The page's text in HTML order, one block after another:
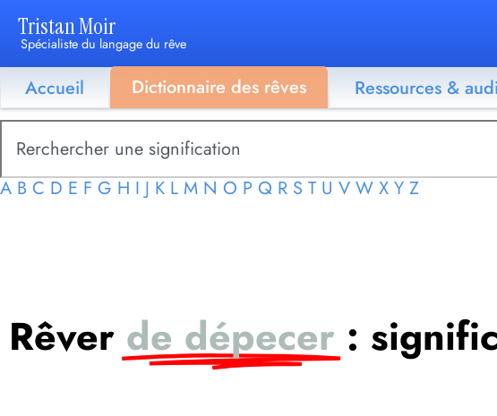
Tristan Moir
Spécialiste du langage du rêve
Accueil Dictionnaire des rêves Ressources &
A B C D E F G H I J K L M N O P Q R S T U V W X Y Z
Rêver de dépecer :